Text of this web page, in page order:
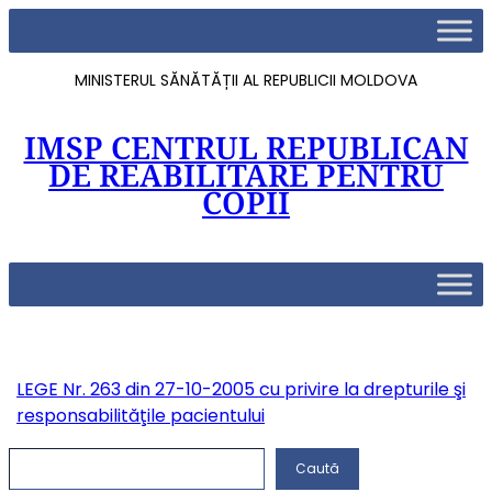
MINISTERUL SĂNĂTĂȚII AL REPUBLICII MOLDOVA
IMSP CENTRUL REPUBLICAN
DE REABILITARE PENTRU
COPII
LEGE Nr. 263 din 27-10-2005 cu privire la drepturile şi
responsabilităţile pacientului
a
Caută